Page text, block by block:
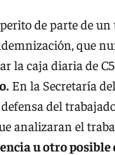
de parte de
que
la caja diaria de
En la Secretaría
del
analizaran el
u otro